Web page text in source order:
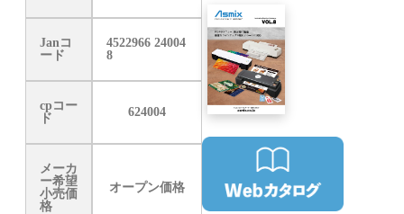
Janコ
ード
4522966 24004
8
cpコー
ド
624004
メーカ
ー希望
小売価
格
オープン価格